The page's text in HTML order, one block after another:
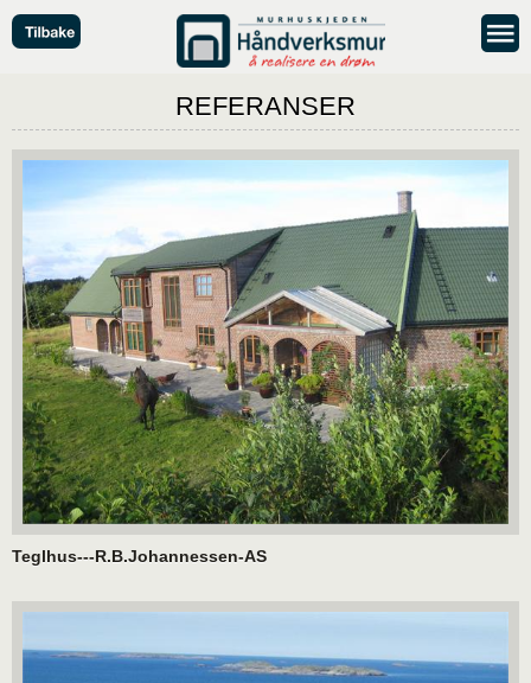
REFERANSER
Teglhus---R.B.Johannessen-AS